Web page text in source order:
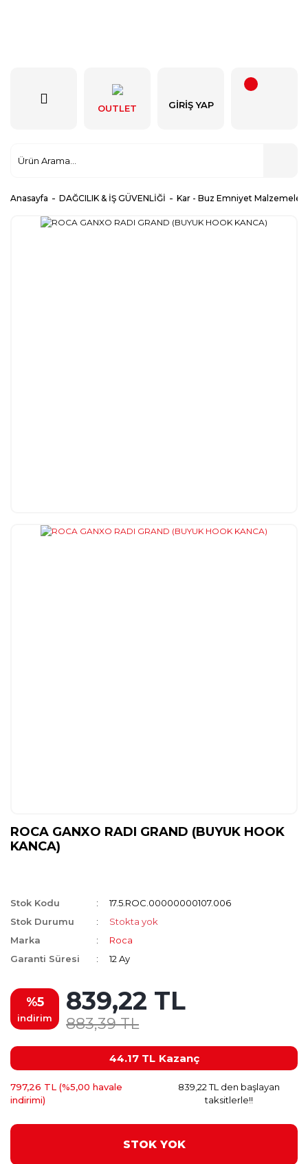
OUTLET GIRIŞ YAP
Anasayfa DAĞCILIK & İŞ GÜVENLİĞİ Kar - Buz Emniyet Malzemeleri
ROCA GANXO RADI GRAND (BUYUK HOOK
KANCA)
Stok Kodu
17.5.ROC.00000000107.006
Stok Durumu
Stokta yok
Marka
Roca
Garanti Süresi
12 Ay
%5
indirim
839,22 TL
883,39 TL
44.17 TL Kazanç
797,26 TL (%5,00 havale
indirimi)
839,22 TL den başlayan
taksitlerle!!
STOK YOK